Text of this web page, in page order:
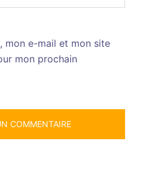
mon e-mail et mon site
mon prochain